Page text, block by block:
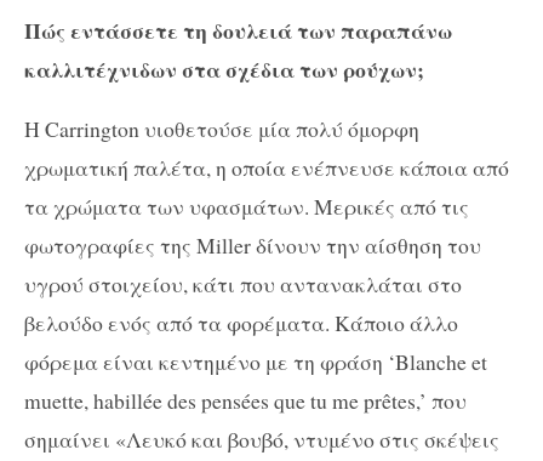
Πώς εντάσσετε τη δουλειά των παραπάνω
καλλιτέχνιδων στα σχέδια των ρούχων;
Η Carrington υιοθετούσε μία πολύ όμορφη
χρωματική παλέτα, η οποία ενέπνευσε κάποια από
τα χρώματα των υφασμάτων. Μερικές από τις
φωτογραφίες της Miller δίνουν την αίσθηση του
υγρού στοιχείου, κάτι που αντανακλάται στο
βελούδο ενός από τα φορέματα. Κάποιο άλλο
φόρεμα είναι κεντημένο με τη φράση ‘Blanche et
muette, habillée des pensées que tu me prêtes,’ που
σημαίνει «Λευκό και βουβό, ντυμένο στις σκέψεις